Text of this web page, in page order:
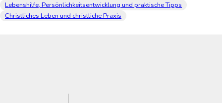
Lebenshilfe, Persönlichkeitsentwicklung und praktische Tipps
Christliches Leben und christliche Praxis